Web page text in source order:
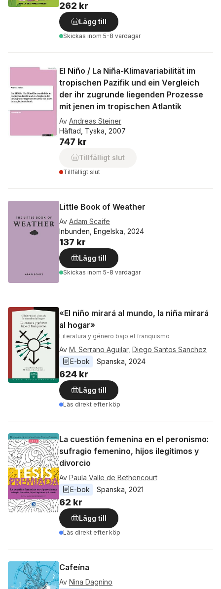
262 kr
Lägg till
Skickas inom 5-8 vardagar
El Niño / La Niña-Klimavariabilität im
tropischen Pazifik und ein Vergleich
der ihr zugrunde liegenden Prozesse
mit jenen im tropischen Atlantik
Av Andreas Steiner
Häftad, Tyska, 2007
747 kr
Tillfälligt slut
Tillfälligt slut
Little Book of Weather
Av Adam Scaife
Inbunden, Engelska, 2024
137 kr
Lägg till
Skickas inom 5-8 vardagar
«El niño mirará al mundo, la niña mirará
al hogar»
Literatura y género bajo el franquismo
Av M. Serrano Aguilar, Diego Santos Sanchez
E-bok
Spanska 2024
624 kr
Lägg till
Läs direkt efter köp
La cuestión femenina en el peronismo:
sufragio femenino, hijos ilegítimos y
divorcio
Av Paula Valle de Bethencourt
E-bok
Spanska 2021
62 kr
Lägg till
Läs direkt efter köp
Cafeína
Av Nina Dagnino